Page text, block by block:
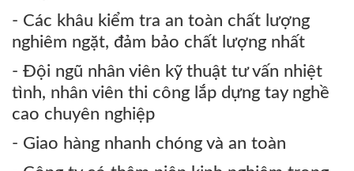
- Các khâu kiểm tra an toàn chất lượng
nghiêm ngặt, đảm bảo chất lượng nhất
- Đội ngũ nhân viên kỹ thuật tư vấn nhiệt
tình, nhân viên thi công lắp dựng tay nghề
cao chuyên nghiệp
- Giao hàng nhanh chóng và an toàn